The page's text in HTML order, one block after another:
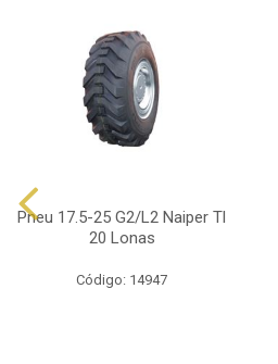
Pneu 17.5-25 G2/L2 Naiper Tl
20 Lonas
Código: 14947